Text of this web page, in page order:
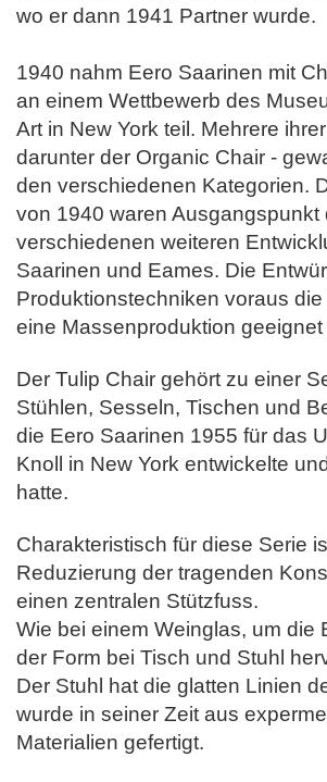
wo er dann 1941 Partner wurde.
1940 nahm Eero Saarinen mit
an einem Wettbewerb des
Art in New York teil. Mehrere
darunter der Organic Chair -
den verschiedenen Kategorien.
von 1940 waren Ausgangspunkt
verschiedenen weiteren
Saarinen und Eames. Die
Produktionstechniken voraus
eine Massenproduktion geeignet
Der Tulip Chair gehört zu einer
Stühlen, Sesseln, Tischen und
die Eero Saarinen 1955 für das
Knoll in New York entwickelte
hatte.
Charakteristisch für diese Serie
Reduzierung der tragenden
einen zentralen Stützfuss.
Wie bei einem Weinglas, um die
der Form bei Tisch und Stuhl
Der Stuhl hat die glatten Linien
wurde in seiner Zeit aus
Materialien gefertigt.